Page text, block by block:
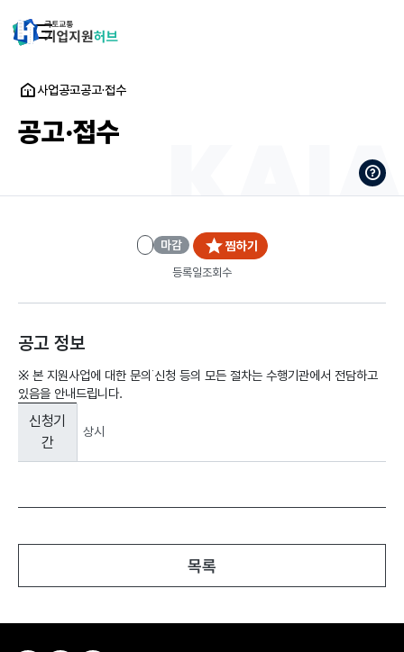
사업공고공고·접수
공고·접수
마감 찜하기
등록일조회수
공고 정보
※ 본 지원사업에 대한 문의˙신청 등의 모든 절차는 수행기관에서 전담하고
있음을 안내드립니다.
보
구
된
신청기
간
상시
목록